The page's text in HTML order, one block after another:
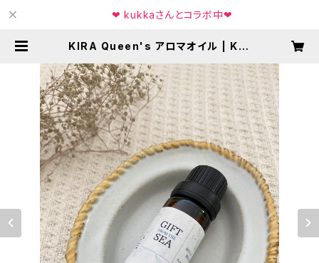
❤︎ kukkaさんとコラボ中❤︎
KIRA Queen's アロマオイル | KIR